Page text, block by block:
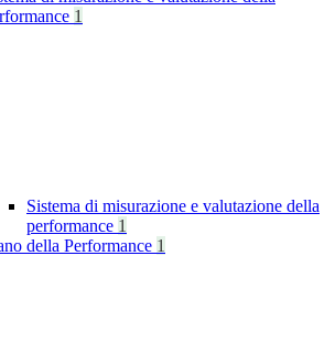
1
Sistema di misurazione e valutazione della
performance 1
della Performance 1